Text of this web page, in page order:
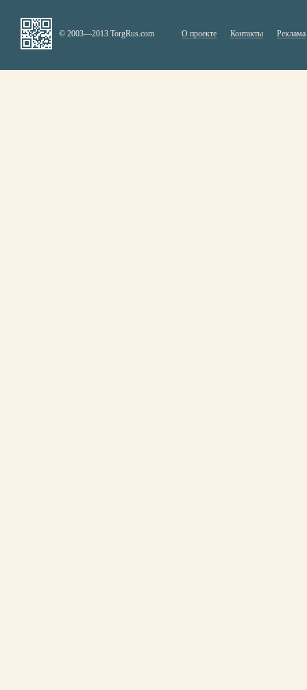
© 2003—2013 TorgRus.com О проекте Контакты Реклама